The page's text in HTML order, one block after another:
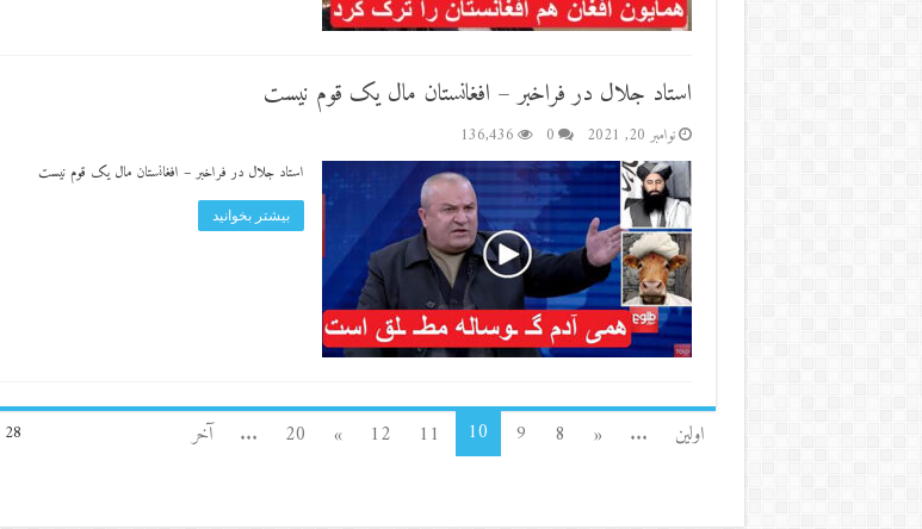
استاد جلال در فراخبر – افغانستان مال یک قوم نیست
نوامبر 20, 2021 0
136,436
استاد جلال در فراخبر – افغانستان مال یک قوم نیست
بیشتر بخوانید
اولین ...
«
8
9
10
11
12
»
20
... آخر